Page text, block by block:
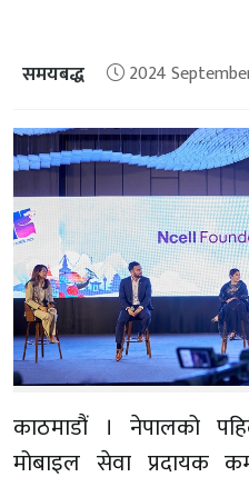
समयबद्ध 2024
काठमाडौं । नेपालको
मोबाइल सेवा प्रदायक